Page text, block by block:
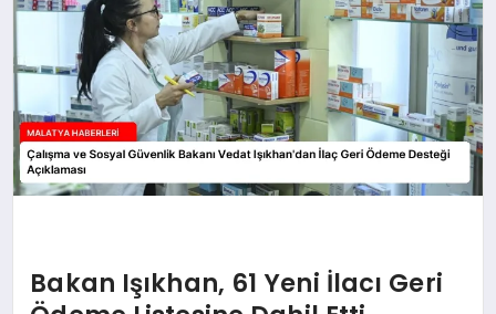
SIYASET
TEKNOLOJI
Bakan Işıkhan, 61 Yeni İlacı Geri